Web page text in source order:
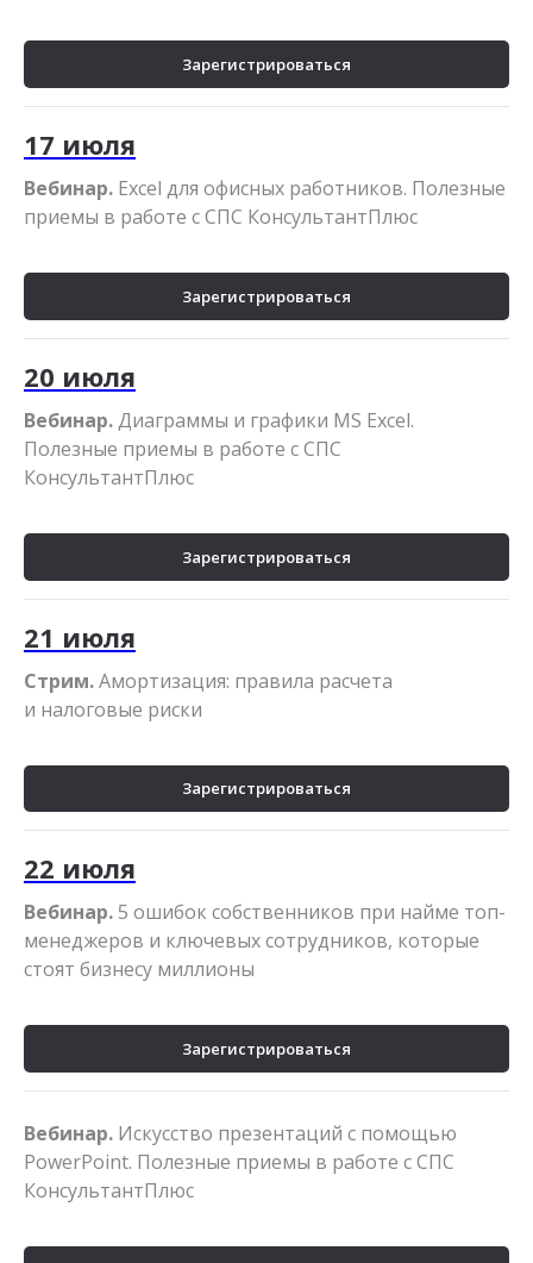
Зарегистрироваться
17 июля
Вебинар. Excel для офисных работников. Полезные
приемы в работе с СПС КонсультантПлюс
Зарегистрироваться
20 июля
Вебинар.Диаграммы и графики MS Excel.
Полезные приемы в работе с СПС
КонсультантПлюс
Зарегистрироваться
21 июля
Стрим.Амортизация: правила расчета
и налоговые риски
Зарегистрироваться
22 июля
Вебинар.5 ошибок собственников при найме топ-
менеджеров и ключевых сотрудников, которые
стоят бизнесу миллионы
Зарегистрироваться
Вебинар. Искусство презентаций с помощью
PowerPoint. Полезные приемы в работе с СПС
КонсультантПлюс